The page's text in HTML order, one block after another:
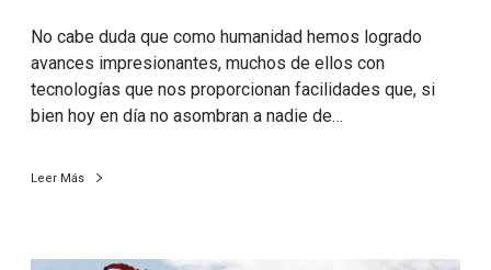
No cabe duda que como humanidad hemos logrado
avances impresionantes, muchos de ellos con
tecnologías que nos proporcionan facilidades que, si
bien hoy en día no asombran a nadie de…
Leer Más